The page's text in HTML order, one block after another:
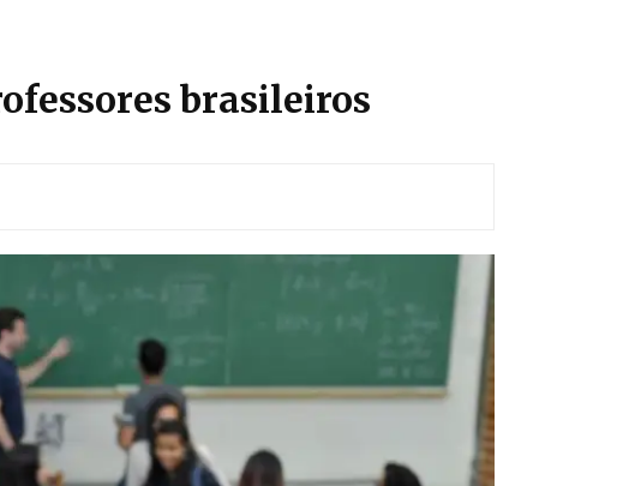
brasileiros